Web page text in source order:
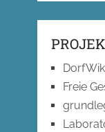
Freie